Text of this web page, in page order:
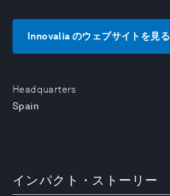
Headquarters
Spain
Innovalia のウェブサイトを見る
インパクト・ストーリー